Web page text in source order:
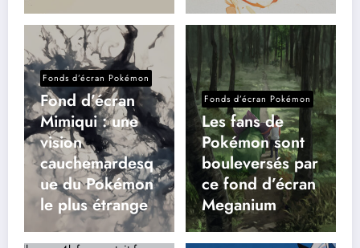
Fonds d’écran Pokémon
Fond d’écran
Mimiqui : une
vision
cauchemardesq
ue du Pokémon
le plus étrange
Fonds d’écran Pokémon
Les fans de
Pokémon sont
bouleversés par
ce fond d’écran
Meganium